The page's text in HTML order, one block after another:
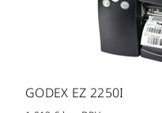
GODEX EZ 2250I